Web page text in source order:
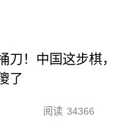
刀！中国这步棋，
了
阅读 34366